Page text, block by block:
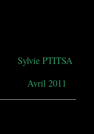
Sylvie PTITSA
Avril 2011